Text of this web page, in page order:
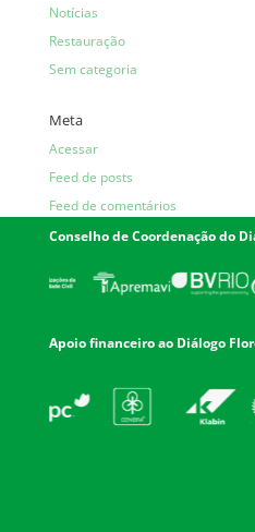
Notícias
Restauração
Sem categoria
Meta
Acessar
Feed de posts
Feed de comentários
WordPress.org
Conselho de Coordenação do
Apoio financeiro ao Diálogo